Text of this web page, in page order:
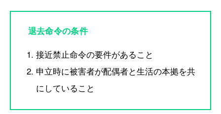
退去命令の条件
接近禁止命令の要件があること
申立時に被害者が配偶者と生活の本拠を共
にしていること